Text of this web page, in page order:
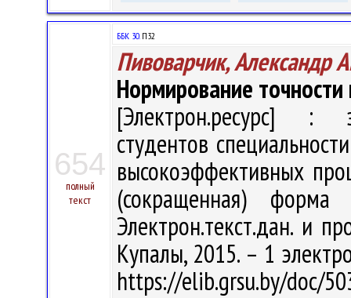
654
полный
текст
ББК 30.П32
Пивоварчик, Александр
Нормирование
[Электрон.ресурс] :
студентов
высокоэффективных
(сокращенная)
Электрон.текст.дан. и
Купалы, 2015. – 1
https://elib.grsu.by/doc/